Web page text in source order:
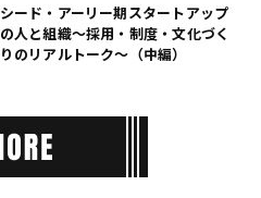
シード・アーリー期スタートアップ
の人と組織～採用・制度・文化づく
りのリアルトーク～（中編）